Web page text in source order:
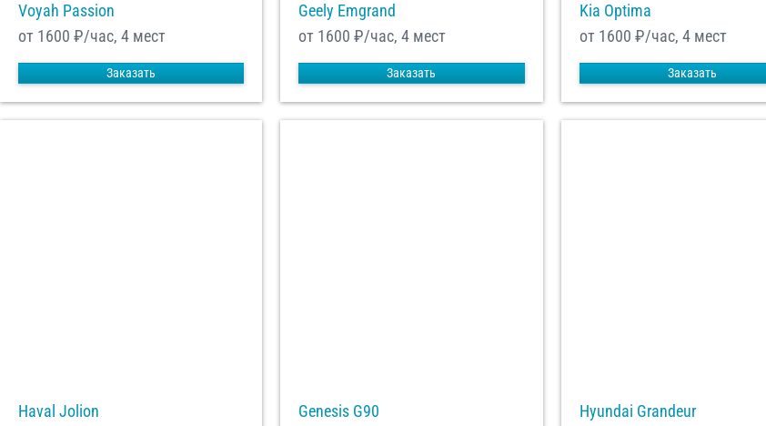
Voyah Passion
от 1600 ₽/час, 4 мест
Заказать
Geely Emgrand
от 1600 ₽/час, 4 мест
Заказать
Kia Optima
от 1600 ₽/час, 4 мест
Заказать
Haval Jolion
Genesis G90
Hyundai Grandeur